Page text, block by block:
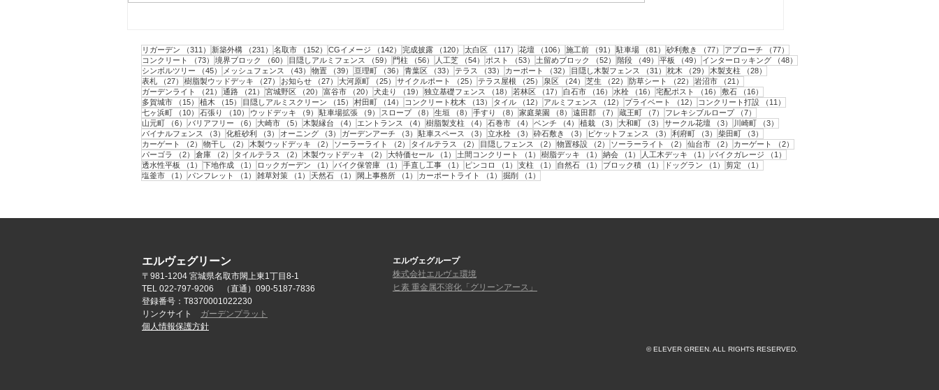
成と目隠しフェンスの設置工
事
隠しフェンス工事・2
隠しフェンス工事・1
リガーデン （311） 311件の記事
新築外構 （231） 231件の記事
名取市 （152） 152件の記事
CGイメージ （142） 142件の記事
完成披露 （120） 120件の記事
太白区 （117） 117件の記事
花壇 （106） 106件の記事
施工前 （91） 91件の記事
駐車場 （81） 81件の記事
砂利敷き （77） 77件の記事
アプローチ （77）
コンクリート
（73） 73件の記事
境界ブロック （60） 60件の記事
目隠しアルミフェンス （59） 59件の記事
門柱 （56） 56件の記事
人工芝 （54） 54件の記事
ポスト （53） 53件の記事
土留めブロック （52） 52件の記事
階段 （49） 49件の記事
平板 （49） 49件の記事
インターロッキング （48）
シンボルツリー
（45） 45件の記事
メッシュフェンス （43） 43件の記事
物置 （39） 39件の記事
亘理町 （36） 36件の記事
青葉区 （33） 33件の記事
テラス （33） 33件の記事
カーポート （32） 32件の記事
目隠し木製フェンス （31） 31件の記事
枕木 （29） 29件の記事
木製支柱 （28）
表札
（27） 27件の記事
樹脂製ウッドデッキ （27） 27件の記事
お知らせ （27） 27件の記事
大河原町 （25） 25件の記事
サイクルポート （25） 25件の記事
テラス屋根 （25） 25件の記事
泉区 （24） 24件の記事
芝生 （22） 22件の記事
防草シート （22） 22件の記事
岩沼市 （21）
ガーデンライト
（21） 21件の記事
通路 （21） 21件の記事
宮城野区 （20） 20件の記事
富谷市 （20） 20件の記事
犬走り （19） 19件の記事
独立基礎フェンス （18） 18件の記事
若林区 （17） 17件の記事
白石市 （16） 16件の記事
水栓 （16） 16件の記事
宅配ポスト （16） 16件の記事
敷石 （16）
多賀城市
（15） 15件の記事
植木 （15） 15件の記事
目隠しアルミスクリーン （15） 15件の記事
村田町 （14） 14件の記事
コンクリート枕木 （13） 13件の記事
タイル （12） 12件の記事
アルミフェンス （12） 12件の記事
プライベート （12） 12件の記事
コンクリート打設 （11）
七ヶ浜町
（10） 10件の記事
石張り （10） 10件の記事
ウッドデッキ （9） 9件の記事
駐車場拡張 （9） 9件の記事
スロープ （8） 8件の記事
生垣 （8） 8件の記事
手すり （8） 8件の記事
家庭菜園 （8） 8件の記事
遠田郡 （7） 7件の記事
蔵王町 （7） 7件の記事
フレキシブルロープ （7）
山元町
（6） 6件の記事
バリアフリー （6） 6件の記事
大崎市 （5） 5件の記事
木製縁台 （4） 4件の記事
エントランス （4） 4件の記事
樹脂製支柱 （4） 4件の記事
石巻市 （4） 4件の記事
ベンチ （4） 4件の記事
植栽 （3） 3件の記事
大和町 （3） 3件の記事
サークル花壇 （3） 3件の記事
川崎町 （3）
バイナルフェンス
（3） 3件の記事
化粧砂利 （3） 3件の記事
オーニング （3） 3件の記事
ガーデンアーチ （3） 3件の記事
駐車スペース （3） 3件の記事
立水栓 （3） 3件の記事
砕石敷き （3） 3件の記事
ピケットフェンス （3） 3件の記事
利府町 （3） 3件の記事
柴田町 （3）
カーゲート
（2） 2件の記事
物干し （2） 2件の記事
木製ウッドデッキ （2） 2件の記事
ソーラーライト （2） 2件の記事
タイルテラス （2） 2件の記事
目隠しフェンス （2） 2件の記事
物置移設 （2） 2件の記事
ソーラーライト （2） 2件の記事
仙台市 （2） 2件の記事
カーゲート （2）
パーゴラ
（2） 2件の記事
倉庫 （2） 2件の記事
タイルテラス （2） 2件の記事
木製ウッドデッキ （2） 2件の記事
大特価セール （1） 1件の記事
土間コンクリート （1） 1件の記事
樹脂デッキ （1） 1件の記事
納会 （1） 1件の記事
人工木デッキ （1） 1件の記事
バイクガレージ （1）
透水性平板
（1） 1件の記事
下地作成 （1） 1件の記事
ロックガーデン （1） 1件の記事
バイク保管庫 （1） 1件の記事
手直し工事 （1） 1件の記事
ピンコロ （1） 1件の記事
支柱 （1） 1件の記事
自然石 （1） 1件の記事
ブロック積 （1） 1件の記事
ドッグラン （1） 1件の記事
剪定 （1）
塩釜市
（1） 1件の記事
パンフレット （1） 1件の記事
雑草対策 （1） 1件の記事
天然石 （1） 1件の記事
閖上事務所 （1） 1件の記事
カーポートライト （1） 1件の記事
掘削 （1）
エルヴェグリーン
〒981-1204 宮城県名取市閖上東1丁目8-1
TEL 022-797-9206 （直通）090-5187-7836
登録番号：T8370001022230
リンクサイト ガーデンプラット
個人情報保護方針
エルヴェグループ
株式会社エルヴェ環境
ヒ素 重金属不溶化「グリーンアース」
© ELEVER GREEN. ALL RIGHTS RESERVED.